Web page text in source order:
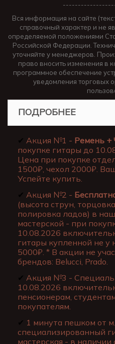
Вся информация на сайте
справочный характер и не
определяемой положениями
Российской Федерации.
уточняйте у менеджеров.
право вносить изменения в
программное обеспечение
уведомления торговых
ПОДРОБНЕЕ
✔ Акция №1 - Ремень +
покупке гитары до
Цена при покупке
1500₽, чехол 2000₽.
Успейте купить.
✔ Акция №2 -
(высота струн,
полировка ладов) в
мастерской - при
10.08.2026
гитары купленной не у
5000₽. * В акции не
брендов: Belucci, Prado.
✔ Акция №3 -
10.08.2026
пенсионерам,
покупателям.
✔ 1 минута пешком от
специализированный
мастерская - в наличии